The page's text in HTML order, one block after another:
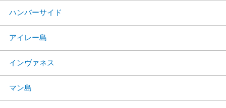
ハンバーサイド
アイレー島
インヴァネス
マン島